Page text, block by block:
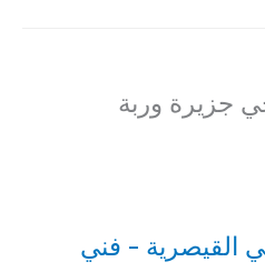
جزيرة وربة
القيصرية - فني